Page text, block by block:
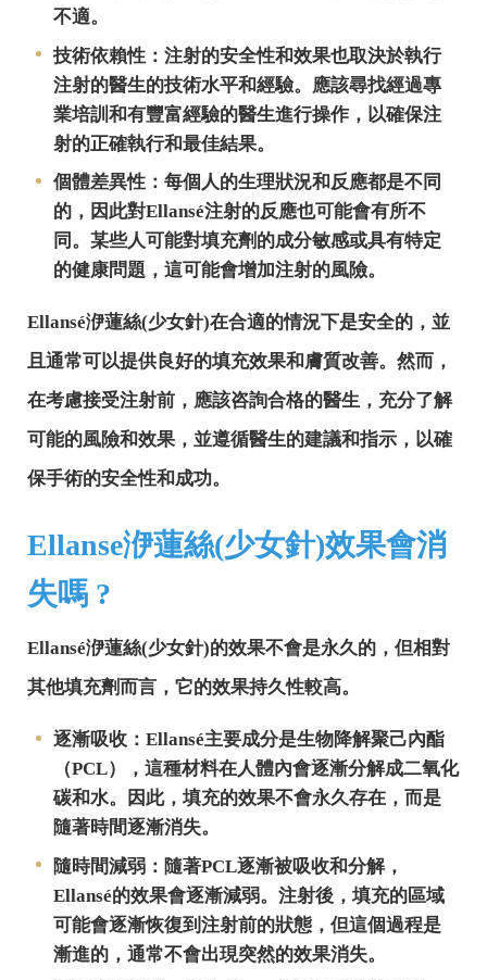
不適。
技術依賴性：注射的安全性和效果也取決於執行
注射的醫生的技術水平和經驗。應該尋找經過專
業培訓和有豐富經驗的醫生進行操作，以確保注
射的正確執行和最佳結果。
個體差異性：每個人的生理狀況和反應都是不同
的，因此對Ellansé注射的反應也可能會有所不
同。某些人可能對填充劑的成分敏感或具有特定
的健康問題，這可能會增加注射的風險。
Ellansé洢蓮絲(少女針)在合適的情況下是安全的，並
且通常可以提供良好的填充效果和膚質改善。然而，
在考慮接受注射前，應該咨詢合格的醫生，充分了解
可能的風險和效果，並遵循醫生的建議和指示，以確
保手術的安全性和成功。
Ellanse洢蓮絲(少女針)效果會消
失嗎 ?
Ellansé洢蓮絲(少女針)的效果不會是永久的，但相對
其他填充劑而言，它的效果持久性較高。
逐漸吸收：Ellansé主要成分是生物降解聚己內酯
（PCL），這種材料在人體內會逐漸分解成二氧化
碳和水。因此，填充的效果不會永久存在，而是
隨著時間逐漸消失。
隨時間減弱：隨著PCL逐漸被吸收和分解，
Ellansé的效果會逐漸減弱。注射後，填充的區域
可能會逐漸恢復到注射前的狀態，但這個過程是
漸進的，通常不會出現突然的效果消失。